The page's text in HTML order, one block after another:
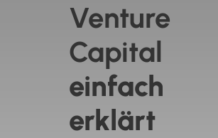
Venture
Capital
‍einfach
erklärt